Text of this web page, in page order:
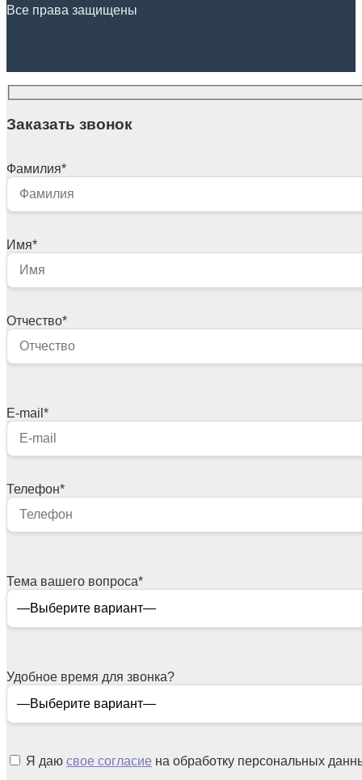
Все права защищены
Заказать звонок
Фамилия*
Имя*
Отчество*
E-mail *
Телефон*
Тема вашего вопроса*
Удобное время для звонка?
Я даю свое согласие на обработку персональных